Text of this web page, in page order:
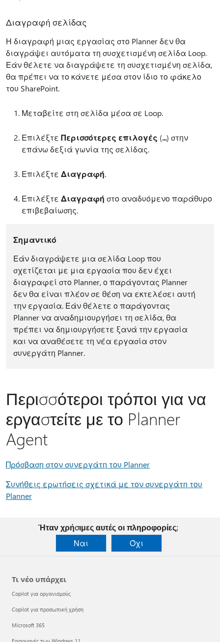
Διαγραφή σελίδας
Η διαγραφή μιας εργασίας στο Planner δεν θα
διαγράψει αυτόματα τη συσχετισμένη σελίδα Loop.
Εάν θέλετε να διαγράψετε τη συσχετισμένη σελίδα,
θα πρέπει να το κάνετε μέσα στον ίδιο το φάκελο
του SharePoint.
Μεταβείτε στη σελίδα μέσα σε Loop.
Επιλέξτε Περισσότερες επιλογές (...) στην
επάνω δεξιά γωνία της σελίδας.
Επιλέξτε Διαγραφή.
Επιλέξτε Διαγραφή στο αναδυόμενο παράθυρο
επιβεβαίωσης.
Σημαντικό
Εάν διαγράψετε μια σελίδα Loop που
σχετίζεται με μια εργασία που δεν έχει
διαγραφεί στο Planner, ο παράγοντας Planner
δεν θα είναι πλέον σε θέση να εκτελέσει αυτή
την εργασία. Εάν θέλετε ο παράγοντας
Planner να αναδημιουργήσει τη σελίδα, θα
πρέπει να δημιουργήσετε ξανά την εργασία
και να αναθέσετε τη νέα εργασία στον
συνεργάτη Planner.
Περισσότεροι τρόποι για να
εργαστείτε με το Planner
Agent
Πρόσβαση στον συνεργάτη του Planner
Συνήθεις ερωτήσεις σχετικά με τον συνεργάτη του
Planner
Ήταν χρήσιμες αυτές οι πληροφορίες;
Ναι
Όχι
Τι νέο υπάρχει
Copilot για οργανισμούς
Copilot για προσωπική χρήση
Microsoft 365